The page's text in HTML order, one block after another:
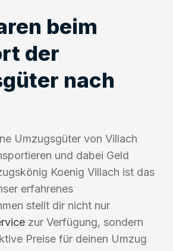
beim
der
nach
Umzugsgüter von Villach
und dabei Geld
Koenig Villach ist das
erfahrenes
stellt dir nicht nur
zur Verfügung, sondern
Preise für deinen Umzug